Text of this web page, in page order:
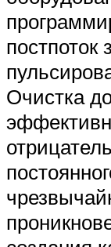
постпоток
Очистка